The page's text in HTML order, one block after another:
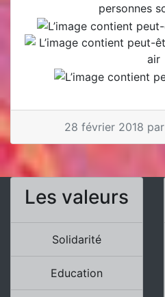
28 février 2018 par
Les valeurs
Solidarité
Education